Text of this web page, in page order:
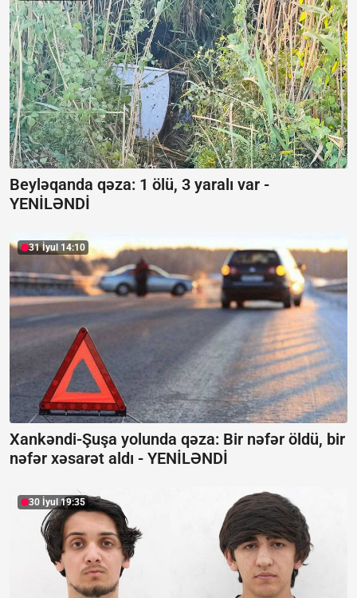
Beyləqanda qəza: 1 ölü, 3 yaralı var -
YENİLƏNDİ
31 İyul 14:10
Xankəndi-Şuşa yolunda qəza: Bir nəfər öldü, bir
nəfər xəsarət aldı - YENİLƏNDİ
30 İyul 19:35